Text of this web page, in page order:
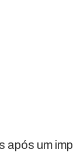
um